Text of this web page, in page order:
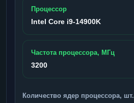
Процессор
Intel Core i9-14900K
Частота процессора, МГц
3200
Количество ядер процессора, шт.